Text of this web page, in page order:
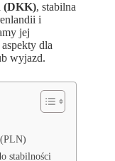
(DKK), stabilna
i
jej
dla
wyjazd.
stabilności